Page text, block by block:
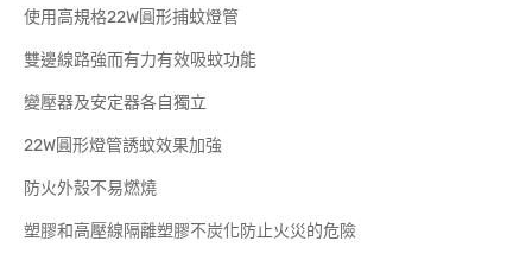
使用高規格22W圓形捕蚊燈管
雙邊線路強而有力有效吸蚊功能
變壓器及安定器各自獨立
22W圓形燈管誘蚊效果加強
防火外殼不易燃燒
塑膠和高壓線隔離塑膠不炭化防止火災的危險